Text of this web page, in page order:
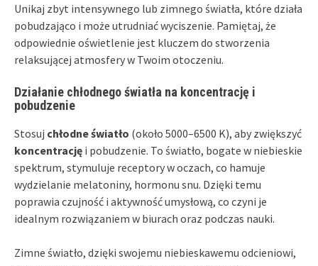
Unikaj zbyt intensywnego lub zimnego światła, które działa
pobudzająco i może utrudniać wyciszenie. Pamiętaj, że
odpowiednie oświetlenie jest kluczem do stworzenia
relaksującej atmosfery w Twoim otoczeniu.
Działanie chłodnego światła na koncentrację i
pobudzenie
Stosuj chłodne światło (około 5000–6500 K), aby zwiększyć
koncentrację i pobudzenie. To światło, bogate w niebieskie
spektrum, stymuluje receptory w oczach, co hamuje
wydzielanie melatoniny, hormonu snu. Dzięki temu
poprawia czujność i aktywność umysłową, co czyni je
idealnym rozwiązaniem w biurach oraz podczas nauki.
Zimne światło, dzięki swojemu niebieskawemu odcieniowi,